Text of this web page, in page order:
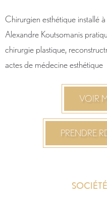
Chirurgien esthétique installé
Alexandre Koutsomanis
chirurgie plastique,
actes de médecine esthétique
VOIR
PRENDRE